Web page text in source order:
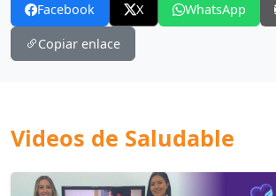
Facebook X WhatsApp
Copiar enlace
Videos de Saludable